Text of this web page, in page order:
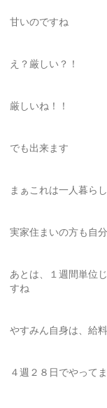
甘いのですね
え？厳しい？！
厳しいね！！
でも出来ます
まぁこれは一人暮ら
実家住まいの方も自
あとは、１週間単位
すね
やすみん自身は、給
４週２８日でやって